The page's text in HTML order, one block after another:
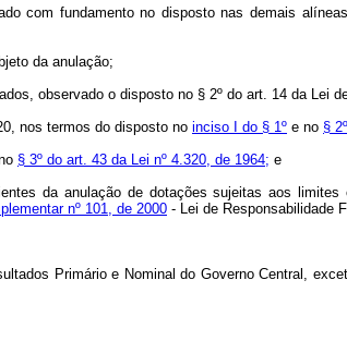
com fundamento no disposto nas demais
da anulação;
observado o disposto no § 2º do art. 14 da Lei
nos termos do disposto no inciso I do § 1º e no §
§ 3º do art. 43 da Lei nº 4.320, de 1964; e
da anulação de dotações sujeitas aos limites
nº 101, de 2000 - Lei de Responsabilidade
Primário e Nominal do Governo Central,